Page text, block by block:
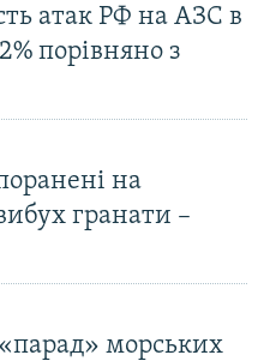
атак РФ на АЗС в
порівняно з
на
гранати –
морських